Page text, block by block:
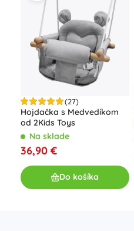
(27)
Hojdačka s Medvedíkom
od 2Kids Toys
Na sklade
36,90 €
Do košíka